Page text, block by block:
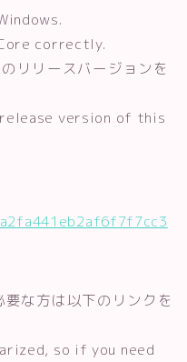
correctly.
リリースバージョンを
version of this
な方は以下のリンクを
so if you need